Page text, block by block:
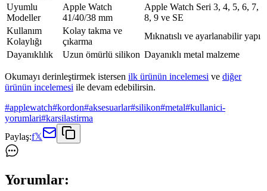
Uyumlu
Modeller
Apple Watch
41/40/38 mm
Apple Watch Seri 3, 4, 5, 6, 7,
8, 9 ve SE
Kullanım
Kolaylığı
Kolay takma ve
çıkarma
Mıknatıslı ve ayarlanabilir yapı
Dayanıklılık
Uzun ömürlü silikon Dayanıklı metal malzeme
Okumayı derinleştirmek istersen ilk ürünün incelemesi ve diğer
ürünün incelemesi ile devam edebilirsin.
#applewatch#kordon#aksesuarlar#silikon#metal#kullanici-
yorumlari#karsilastirma
Paylaş:f𝕏
Yorumlar: